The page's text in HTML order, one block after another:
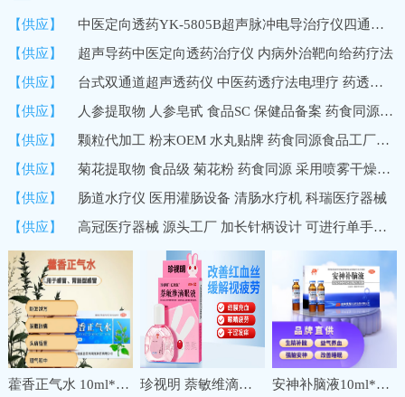
【供应】
中医定向透药YK-5805B超声脉冲电导治疗仪四通道8路输出深层透药
【供应】
超声导药中医定向透药治疗仪 内病外治靶向给药疗法
【供应】
台式双通道超声透药仪 中医药透疗法电理疗 药透度深 超声波导药
【供应】
人参提取物 人参皂甙 食品SC 保健品备案 药食同源 10%UV 国内
【供应】
颗粒代加工 粉末OEM 水丸贴牌 药食同源食品工厂加工定制
【供应】
菊花提取物 食品级 菊花粉 药食同源 采用喷雾干燥技术 速溶浓缩粉
【供应】
肠道水疗仪 医用灌肠设备 清肠水疗机 科瑞医疗器械
【供应】
高冠医疗器械 源头工厂 加长针柄设计 可进行单手操作 中医穴位埋线针
藿香正气水 10ml*10支夏季防暑降温药品套装公司工地三伏天学生军训防中暑降温大礼包套餐 珍视明 萘敏维滴眼液 10ml 缓解眼睛疲劳 红血丝结膜充血眼睛发痒 眼干眼涩眼药水 1盒 安神补脑液10ml*10支 生精补髓 益气养血 强脑安神 头晕乏力 健忘失眠助眠 OTC 疗效险 老字号